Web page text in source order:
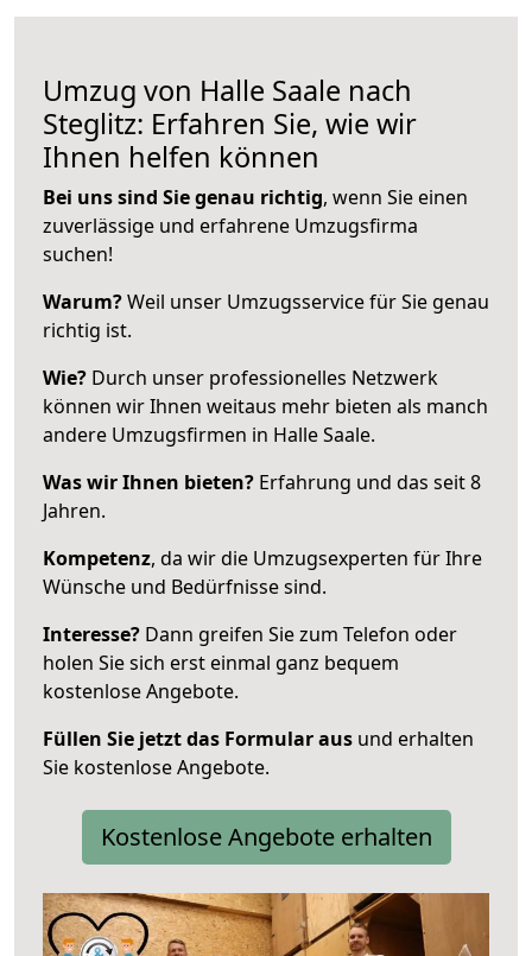
Umzug von Halle Saale nach
Steglitz: Erfahren Sie, wie wir
Ihnen helfen können
Bei uns sind Sie genau richtig, wenn Sie einen
zuverlässige und erfahrene Umzugsfirma
suchen!
Warum?Weil unser Umzugsservice für Sie genau
richtig ist.
Wie? Durch unser professionelles Netzwerk
können wir Ihnen weitaus mehr bieten als manch
andere Umzugsfirmen in Halle Saale.
Was wir Ihnen bieten? Erfahrung und das seit 8
Jahren.
Kompetenz, da wir die Umzugsexperten für Ihre
Wünsche und Bedürfnisse sind.
Interesse? Dann greifen Sie zum Telefon oder
holen Sie sich erst einmal ganz bequem
kostenlose Angebote.
Füllen Sie jetzt das Formular aus und erhalten
Sie kostenlose Angebote.
Kostenlose Angebote erhalten